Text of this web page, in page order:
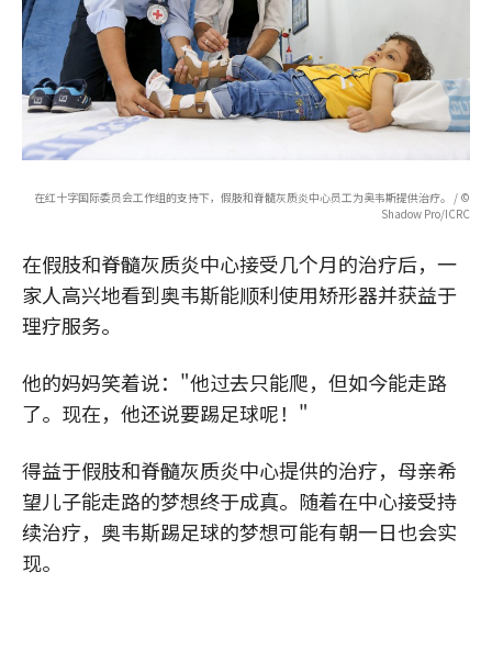
在红十字国际委员会工作组的支持下，假肢和脊髓灰质炎中心员工为奥韦斯提供治疗。 / ©
Shadow Pro/ICRC
在假肢和脊髓灰质炎中心接受几个月的治疗后，一
家人高兴地看到奥韦斯能顺利使用矫形器并获益于
理疗服务。
他的妈妈笑着说："他过去只能爬，但如今能走路
了。现在，他还说要踢足球呢！"
得益于假肢和脊髓灰质炎中心提供的治疗，母亲希
望儿子能走路的梦想终于成真。随着在中心接受持
续治疗，奥韦斯踢足球的梦想可能有朝一日也会实
现。